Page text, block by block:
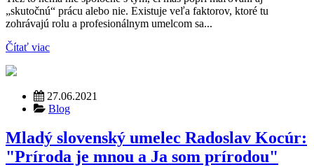
„skutočnú“ prácu alebo nie. Existuje veľa faktorov, ktoré tu
zohrávajú rolu a profesionálnym umelcom sa...
Čítať viac
27.06.2021
Blog
Mladý slovenský umelec Radoslav Kocúr:
"Príroda je mnou a Ja som prírodou"